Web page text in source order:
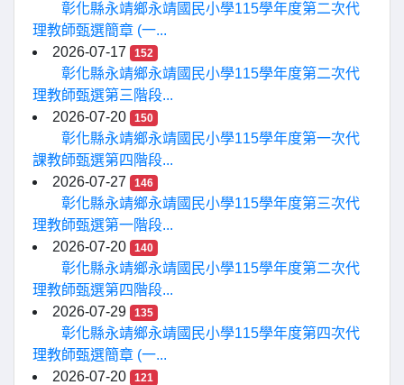
彰化縣永靖鄉永靖國民小學115學年度第二次代
理教師甄選簡章 (一...
2026-07-17
152
彰化縣永靖鄉永靖國民小學115學年度第二次代
理教師甄選第三階段...
2026-07-20
150
彰化縣永靖鄉永靖國民小學115學年度第一次代
課教師甄選第四階段...
2026-07-27
146
彰化縣永靖鄉永靖國民小學115學年度第三次代
理教師甄選第一階段...
2026-07-20
140
彰化縣永靖鄉永靖國民小學115學年度第二次代
理教師甄選第四階段...
2026-07-29
135
彰化縣永靖鄉永靖國民小學115學年度第四次代
理教師甄選簡章 (一...
2026-07-20
121